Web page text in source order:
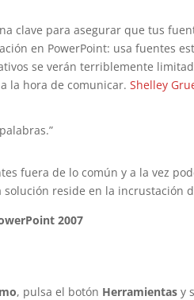
clave para asegurar que tus
en PowerPoint: usa fuentes
se verán terriblemente
la hora de comunicar.Shelley
fuera de lo común y a la vez
reside en la incrustación
2007
, pulsa el botón Herramientasy